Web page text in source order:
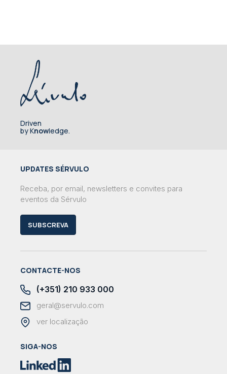
Driven
by Knowledge.
UPDATES SÉRVULO
Receba, por email, newsletters e convites para
eventos da Sérvulo
SUBSCREVA
CONTACTE-NOS
(+351) 210 933 000
geral@servulo.com
ver localização
SIGA-NOS